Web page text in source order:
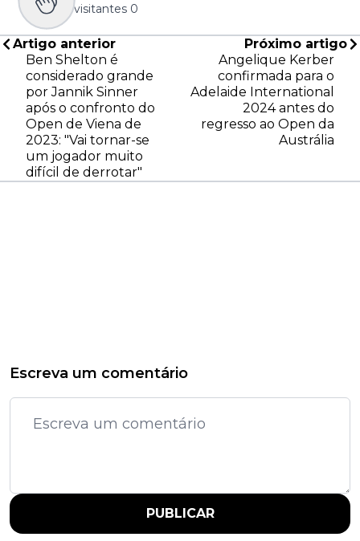
visitantes 0
Artigo anterior
Ben Shelton é
considerado grande
por Jannik Sinner
após o confronto do
Open de Viena de
2023: "Vai tornar-se
um jogador muito
difícil de derrotar"
Próximo artigo
Angelique Kerber
confirmada para o
Adelaide International
2024 antes do
regresso ao Open da
Austrália
Escreva um comentário
PUBLICAR